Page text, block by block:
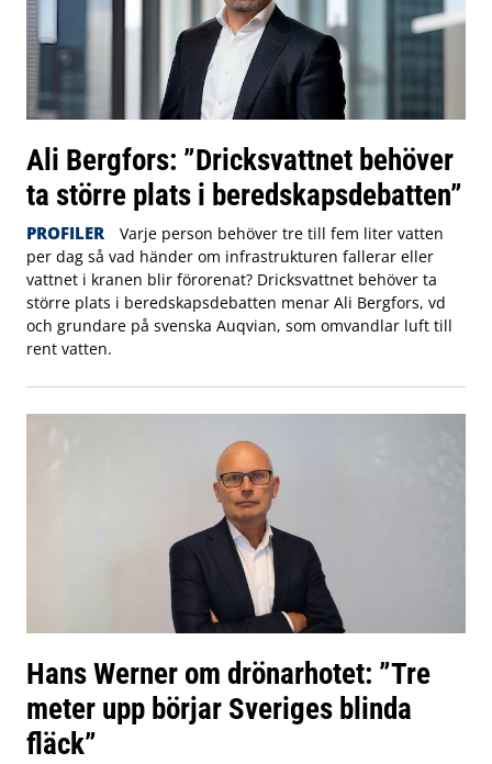
Ali Bergfors: ”Dricksvattnet behöver
ta större plats i beredskapsdebatten”
PROFILER
Varje person behöver tre till fem liter vatten
per dag så vad händer om infrastrukturen fallerar eller
vattnet i kranen blir förorenat? Dricksvattnet behöver ta
större plats i beredskapsdebatten menar Ali Bergfors, vd
och grundare på svenska Auqvian, som omvandlar luft till
rent vatten.
Hans Werner om drönarhotet: ”Tre
meter upp börjar Sveriges blinda
fläck”